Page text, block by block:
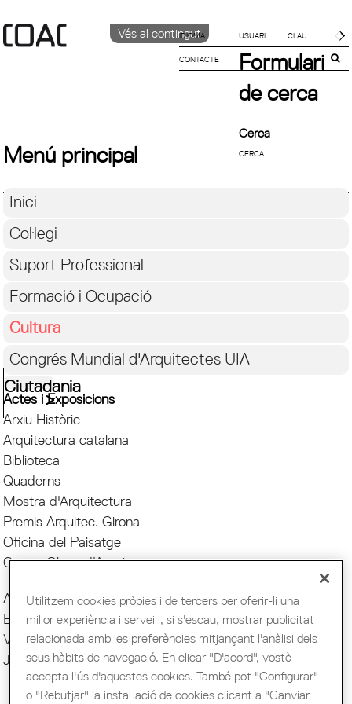
Vés al contingut
IDIOMA
CATALÀ
CONTACTE
Formulari
de cerca
Cerca
Menú principal
Inici
Col·legi
Suport Professional
Formació i Ocupació
Cultura
Congrés Mundial d'Arquitectes UIA
Ciutadania
Actes i Exposicions
Arxiu Històric
Arquitectura catalana
Biblioteca
Quaderns
Mostra d'Arquitectura
Premis Arquitec. Girona
Oficina del Paisatge
Centre Obert d'Arquitectura
Actes COAC
Exposicions COAC
Visites COAC
Jornades
Utilitzem cookies pròpies i de tercers per oferir-li una
millor experiència i servei i, si s'escau, mostrar publicitat
relacionada amb les preferències mitjançant l'anàlisi dels
seus hàbits de navegació. En clicar "D'acord", vostè
accepta l'ús d'aquestes cookies. També pot "Configurar"
o "Rebutjar" la instal·lació de cookies clicant a "Canviar